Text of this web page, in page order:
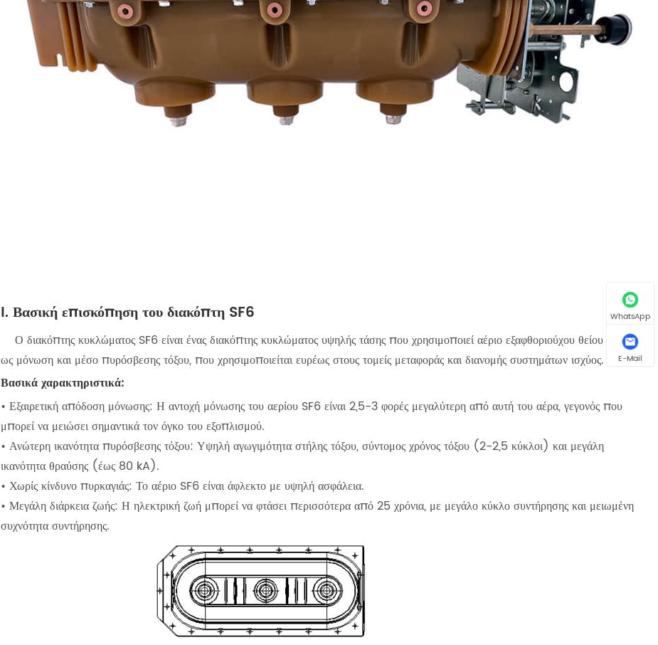
I. Βασική επισκόπηση του διακόπτη SF6
Ο διακόπτης κυκλώματος SF6 είναι ένας διακόπτης κυκλώματος υψηλής τάσης που χρησιμοποιεί αέριο εξαφθοριούχου θείου (SF6)
ως μόνωση και μέσο πυρόσβεσης τόξου, που χρησιμοποιείται ευρέως στους τομείς μεταφοράς και διανομής συστημάτων ισχύος.
Βασικά χαρακτηριστικά:
• Εξαιρετική απόδοση μόνωσης: Η αντοχή μόνωσης του αερίου SF6 είναι 2,5-3 φορές μεγαλύτερη από αυτή του αέρα, γεγονός που
μπορεί να μειώσει σημαντικά τον όγκο του εξοπλισμού.
• Ανώτερη ικανότητα πυρόσβεσης τόξου: Υψηλή αγωγιμότητα στήλης τόξου, σύντομος χρόνος τόξου (2-2,5 κύκλοι) και μεγάλη
ικανότητα θραύσης (έως 80 kA).
• Χωρίς κίνδυνο πυρκαγιάς: Το αέριο SF6 είναι άφλεκτο με υψηλή ασφάλεια.
• Μεγάλη διάρκεια ζωής: Η ηλεκτρική ζωή μπορεί να φτάσει περισσότερα από 25 χρόνια, με μεγάλο κύκλο συντήρησης και μειωμένη
συχνότητα συντήρησης.
WhatsApp
E-Mail